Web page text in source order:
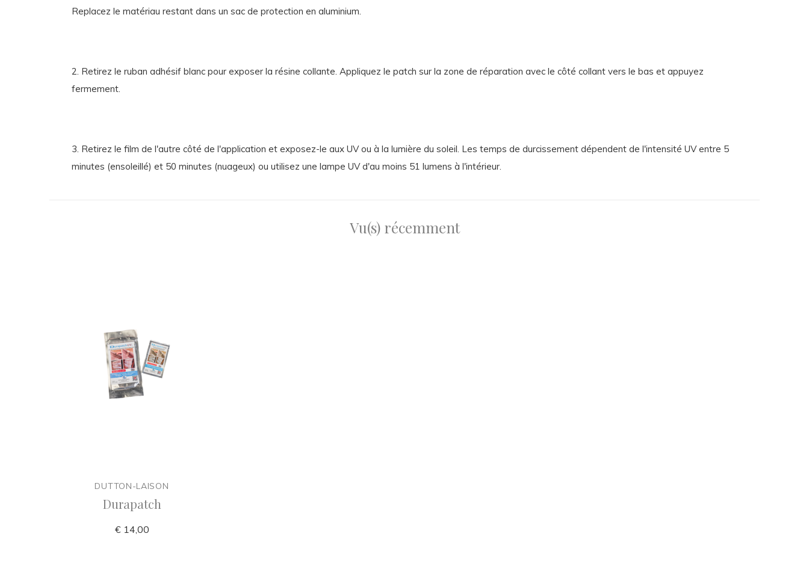
Replacez le matériau restant dans un sac de protection en aluminium.
2. Retirez le ruban adhésif blanc pour exposer la résine collante. Appliquez le patch sur la zone de réparation avec le côté collant vers le bas et appuyez
fermement.
3. Retirez le film de l'autre côté de l'application et exposez-le aux UV ou à la lumière du soleil. Les temps de durcissement dépendent de l'intensité UV entre 5
minutes (ensoleillé) et 50 minutes (nuageux) ou utilisez une lampe UV d'au moins 51 lumens à l'intérieur.
Vu(s) récemment
DUTTON-LAISON
Durapatch
€ 14,00